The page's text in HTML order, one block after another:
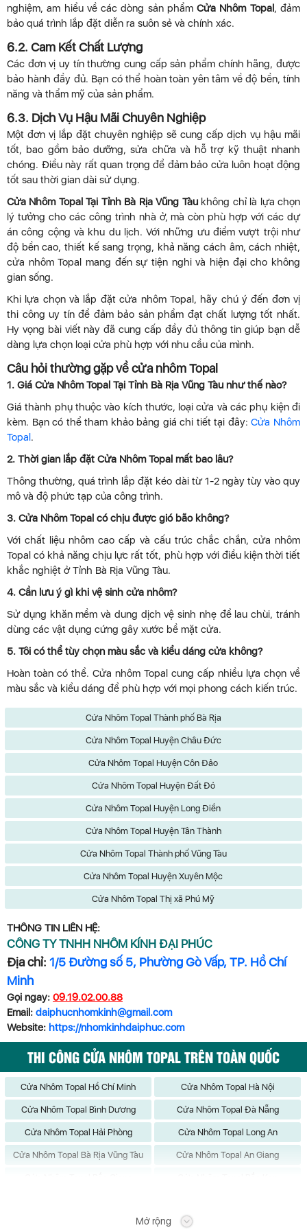
nghiệm, am hiểu về các dòng sản phẩmCửa Nhôm Topal, đảm
bảo quá trình lắp đặt diễn ra suôn sẻ và chính xác.
6.2. Cam Kết Chất Lượng
Các đơn vị uy tín thường cung cấp sản phẩm chính hãng, được
bảo hành đầy đủ. Bạn có thể hoàn toàn yên tâm về độ bền, tính
năng và thẩm mỹ của sản phẩm.
6.3. Dịch Vụ Hậu Mãi Chuyên Nghiệp
Một đơn vị lắp đặt chuyên nghiệp sẽ cung cấp dịch vụ hậu mãi
tốt, bao gồm bảo dưỡng, sửa chữa và hỗ trợ kỹ thuật nhanh
chóng. Điều này rất quan trọng để đảm bảo cửa luôn hoạt động
tốt sau thời gian dài sử dụng.
Cửa Nhôm Topal Tại Tỉnh Bà Rịa Vũng Tàukhông chỉ là lựa chọn
lý tưởng cho các công trình nhà ở, mà còn phù hợp với các dự
án công cộng và khu du lịch. Với những ưu điểm vượt trội như
độ bền cao, thiết kế sang trọng, khả năng cách âm, cách nhiệt,
cửa nhôm Topal mang đến sự tiện nghi và hiện đại cho không
gian sống.
Khi lựa chọn và lắp đặt cửa nhôm Topal, hãy chú ý đến đơn vị
thi công uy tín để đảm bảo sản phẩm đạt chất lượng tốt nhất.
Hy vọng bài viết này đã cung cấp đầy đủ thông tin giúp bạn dễ
dàng lựa chọn loại cửa phù hợp với nhu cầu của mình.
Câu hỏi thường gặp về cửa nhôm Topal
1. Giá Cửa Nhôm Topal Tại Tỉnh Bà Rịa Vũng Tàu như thế nào?
Giá thành phụ thuộc vào kích thước, loại cửa và các phụ kiện đi
kèm. Bạn có thể tham khảo bảng giá chi tiết tại đây:Cửa Nhôm
Topal.
2. Thời gian lắp đặt Cửa Nhôm Topal mất bao lâu?
Thông thường, quá trình lắp đặt kéo dài từ 1-2 ngày tùy vào quy
mô và độ phức tạp của công trình.
3. Cửa Nhôm Topal có chịu được gió bão không?
Với chất liệu nhôm cao cấp và cấu trúc chắc chắn, cửa nhôm
Topal có khả năng chịu lực rất tốt, phù hợp với điều kiện thời tiết
khắc nghiệt ở Tỉnh Bà Rịa Vũng Tàu.
4. Cần lưu ý gì khi vệ sinh cửa nhôm?
Sử dụng khăn mềm và dung dịch vệ sinh nhẹ để lau chùi, tránh
dùng các vật dụng cứng gây xước bề mặt cửa.
5. Tôi có thể tùy chọn màu sắc và kiểu dáng cửa không?
Hoàn toàn có thể. Cửa nhôm Topal cung cấp nhiều lựa chọn về
màu sắc và kiểu dáng để phù hợp với mọi phong cách kiến trúc.
Cửa Nhôm Topal Thành phố Bà Rịa
Cửa Nhôm Topal Huyện Châu Đức
Cửa Nhôm Topal Huyện Côn Đảo
Cửa Nhôm Topal Huyện Đất Đỏ
Cửa Nhôm Topal Huyện Long Điền
Cửa Nhôm Topal Huyện Tân Thành
Cửa Nhôm Topal Thành phố Vũng Tàu
Cửa Nhôm Topal Huyện Xuyên Mộc
Cửa Nhôm Topal Thị xã Phú Mỹ
THÔNG TIN LIÊN HỆ:
CÔNG TY TNHH NHÔM KÍNH ĐẠI PHÚC
Địa chỉ: 1/5 Đường số 5, Phường Gò Vấp, TP. Hồ Chí
Minh
Gọi ngay: 09.19.02.00.88
Email: daiphucnhomkinh@gmail.com
Website: https://nhomkinhdaiphuc.com
THI CÔNG CỬA NHÔM TOPAL TRÊN TOÀN QUỐC
Cửa Nhôm Topal Hồ Chí Minh Cửa Nhôm Topal Hà Nội
Cửa Nhôm Topal Bình Dương Cửa Nhôm Topal Đà Nẵng
Cửa Nhôm Topal Hải Phòng Cửa Nhôm Topal Long An
Cửa Nhôm Topal Bà Rịa Vũng Tàu Cửa Nhôm Topal An Giang
Cửa Nhôm Topal Bình Định
Mở rộng